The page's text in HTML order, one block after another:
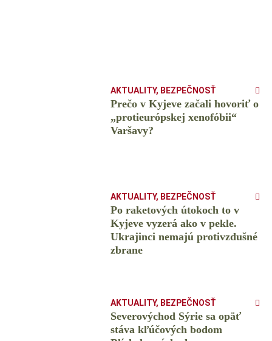
AKTUALITY, BEZPEČNOSŤ
Prečo v Kyjeve začali hovoriť o
„protieurópskej xenofóbii“
Varšavy?
AKTUALITY, BEZPEČNOSŤ
Po raketových útokoch to v
Kyjeve vyzerá ako v pekle.
Ukrajinci nemajú protivzdušné
zbrane
AKTUALITY, BEZPEČNOSŤ
Severovýchod Sýrie sa opäť
stáva kľúčových bodom